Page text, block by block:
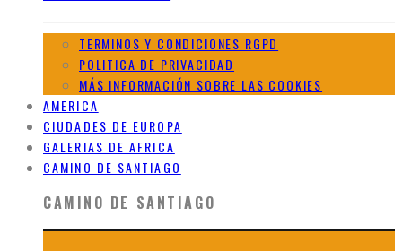
TERMINOS Y CONDICIONES RGPD
POLITICA DE PRIVACIDAD
MÁS INFORMACIÓN SOBRE LAS COOKIES
AMERICA
CIUDADES DE EUROPA
GALERIAS DE AFRICA
CAMINO DE SANTIAGO
CAMINO DE SANTIAGO